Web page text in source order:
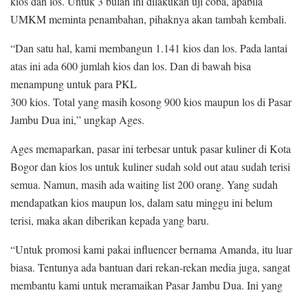
UMKM meminta penambahan, pihaknya akan tambah kembali.
“Dan satu hal, kami membangun 1.141 kios dan los. Pada lantai
atas ini ada 600 jumlah kios dan los. Dan di bawah bisa
menampung untuk para PKL
300 kios. Total yang masih kosong 900 kios maupun los di Pasar
Jambu Dua ini,” ungkap Ages.
Ages memaparkan, pasar ini terbesar untuk pasar kuliner di Kota
Bogor dan kios los untuk kuliner sudah sold out atau sudah terisi
semua. Namun, masih ada waiting list 200 orang. Yang sudah
mendapatkan kios maupun los, dalam satu minggu ini belum
terisi, maka akan diberikan kepada yang baru.
“Untuk promosi kami pakai influencer bernama Amanda, itu luar
biasa. Tentunya ada bantuan dari rekan-rekan media juga, sangat
membantu kami untuk meramaikan Pasar Jambu Dua. Ini yang